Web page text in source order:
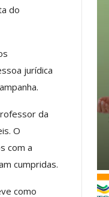
do
jurídica
da
O
com a
cumpridas.
como
Da Ação
29 jul, 2026